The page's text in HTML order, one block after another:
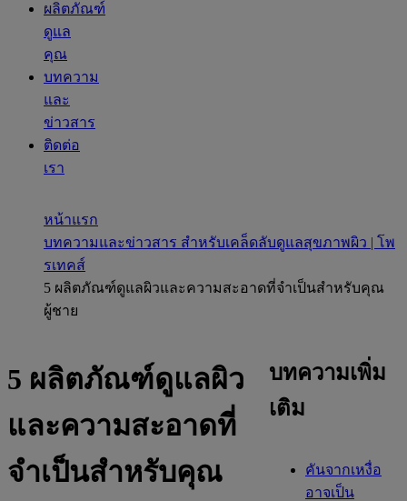
ผลิตภัณฑ์
ดูแล
คุณ
บทความ
และ
ข่าวสาร
ติดต่อ
เรา
หน้าแรก
บทความและข่าวสาร สำหรับเคล็ดลับดูแลสุขภาพผิว | โพ
รเทคส์
5 ผลิตภัณฑ์ดูแลผิวและความสะอาดที่จำเป็นสำหรับคุณ
ผู้ชาย
5 ผลิตภัณฑ์ดูแลผิว
และความสะอาดที่
จำเป็นสำหรับคุณ
บทความเพิ่ม
เติม
คันจากเหงื่อ
อาจเป็น